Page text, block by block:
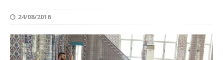
24/08/2016